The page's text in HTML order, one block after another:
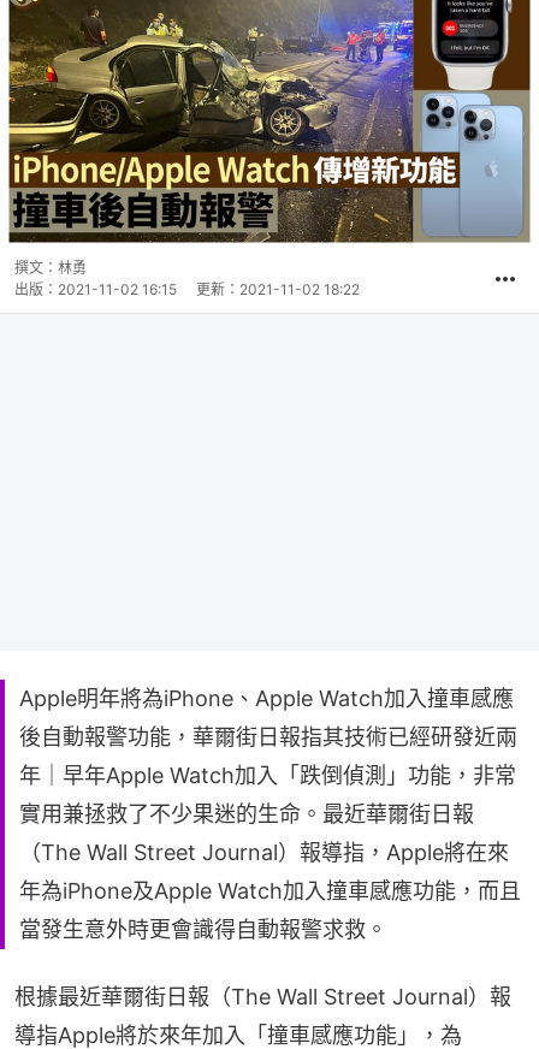
撰文： 林勇
出版： 2021-11-02 16:15 更新： 2021-11-02 18:22
Apple明年將為iPhone、Apple Watch加入撞車感應
後自動報警功能，華爾街日報指其技術已經研發近兩
年｜早年Apple Watch加入「跌倒偵測」功能，非常
實用兼拯救了不少果迷的生命。最近華爾街日報
（The Wall Street Journal）報導指，Apple將在來
年為iPhone及Apple Watch加入撞車感應功能，而且
當發生意外時更會識得自動報警求救。
根據最近華爾街日報（The Wall Street Journal）報
導指Apple將於來年加入「撞車感應功能」，為